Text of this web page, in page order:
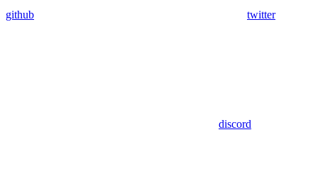
github twitter
discord